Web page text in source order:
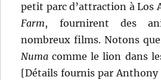
petit parc d’attraction à Los
Farm, fournirent des
nombreux films. Notons
Numa comme le lion dans
[Détails fournis par Anthony